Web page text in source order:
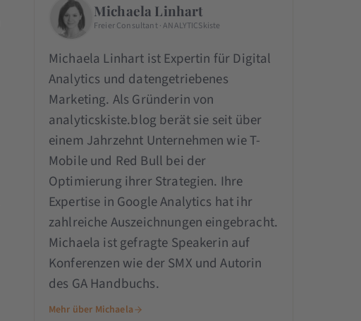
Michaela Linhart
Freier Consultant · ANALYTICSkiste
Michaela Linhart ist Expertin für Digital
Analytics und datengetriebenes
Marketing. Als Gründerin von
analyticskiste.blog berät sie seit über
einem Jahrzehnt Unternehmen wie T-
Mobile und Red Bull bei der
Optimierung ihrer Strategien. Ihre
Expertise in Google Analytics hat ihr
zahlreiche Auszeichnungen eingebracht.
Michaela ist gefragte Speakerin auf
Konferenzen wie der SMX und Autorin
des GA Handbuchs.
Mehr über Michaela